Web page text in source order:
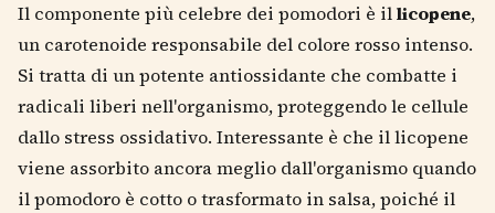
Il componente più celebre dei pomodori è illicopene,
un carotenoide responsabile del colore rosso intenso.
Si tratta di un potente antiossidante che combatte i
radicali liberi nell'organismo, proteggendo le cellule
dallo stress ossidativo. Interessante è che il licopene
viene assorbito ancora meglio dall'organismo quando
il pomodoro è cotto o trasformato in salsa, poiché il